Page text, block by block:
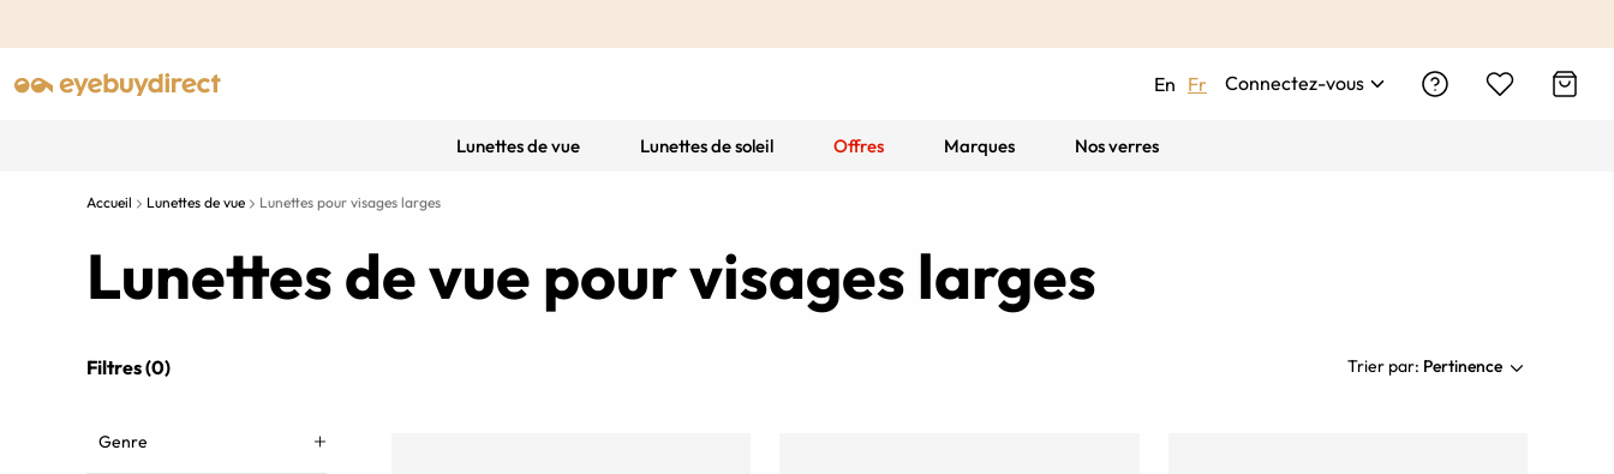
En Fr Connectez-vous
Lunettes de vue Lunettes de soleil Offres Marques Nos verres
Accueil Lunettes de vue Lunettes pour visages larges
Lunettes de vue pour visages larges
Filtres (0) Trier par: Pertinence
Genre